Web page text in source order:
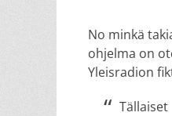
No minkä
ohjelma on
Yleisradion
Tällaiset